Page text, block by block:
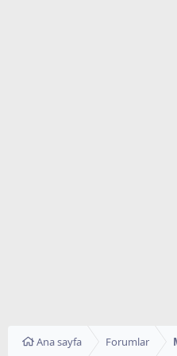
Ana sayfa Forumlar